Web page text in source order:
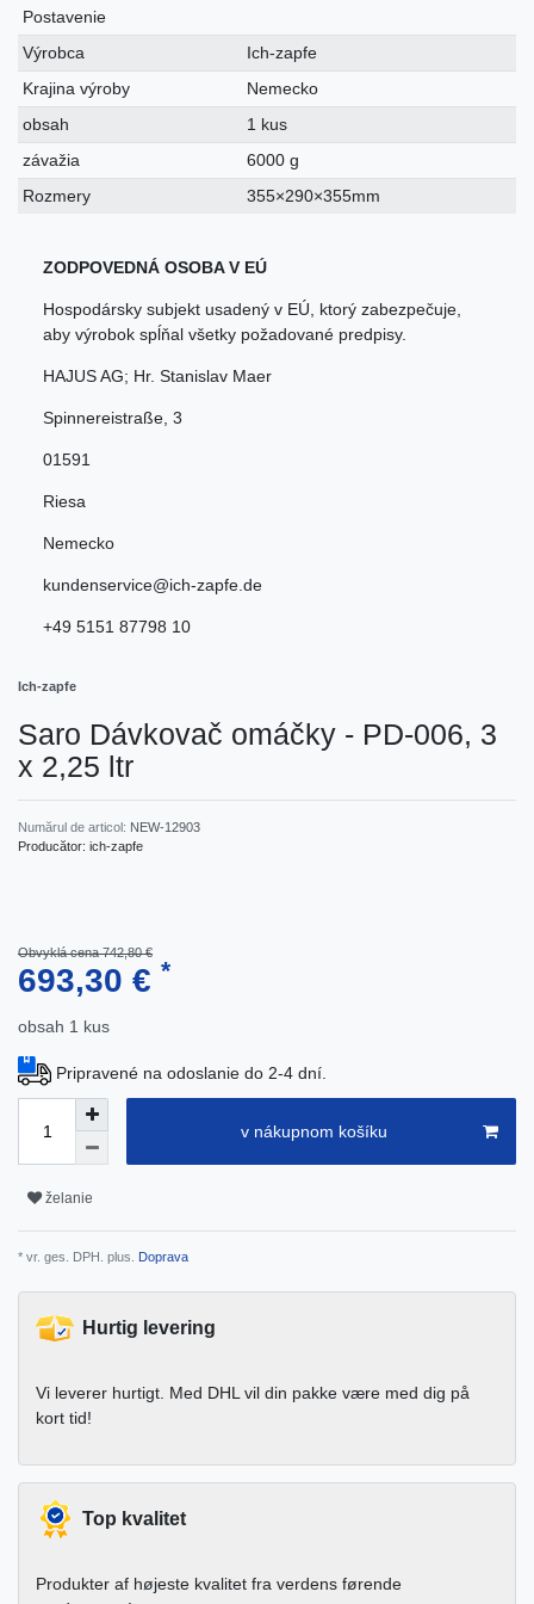
Postavenie
Výrobca
Ich-zapfe
Krajina výroby
Nemecko
obsah
1 kus
závažia
6000 g
Rozmery
355×290×355mm
ZODPOVEDNÁ OSOBA V EÚ
Hospodársky subjekt usadený v EÚ, ktorý zabezpečuje,
aby výrobok spĺňal všetky požadované predpisy.
HAJUS AG; Hr. Stanislav Maer
Spinnereistraße 3
01591
Riesa
Nemecko
kundenservice@ich-zapfe.de
+49 5151 87798 10
Ich-zapfe
Saro Dávkovač omáčky - PD-006, 3
x 2,25 ltr
Numărul de articol: NEW-12903
Producător: ich-zapfe
Obvyklá cena 742,80 €
693,30 € *
obsah 1 kus
Pripravené na odoslanie do 2-4 dní.
v nákupnom košíku
želanie
* vr. ges. DPH. plus. Doprava
Hurtig levering
Vi leverer hurtigt. Med DHL vil din pakke være med dig på
kort tid!
Top kvalitet
Produkter af højeste kvalitet fra verdens førende